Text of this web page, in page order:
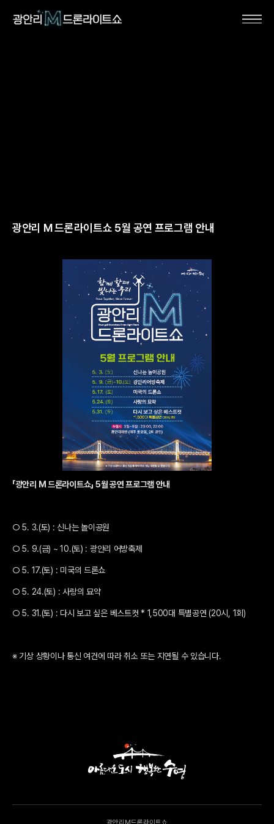
광안리 M 드론라이트쇼 5월 공연 프로그램 안내
「광안리 M 드론라이트쇼」 5월 공연 프로그램 안내
○ 5. 3.(토) : 신나는 놀이공원
○ 5. 9.(금) ~ 10.(토) : 광안리 어방축제
○ 5. 17.(토) : 미국의 드론쇼
○ 5. 24.(토) : 사랑의 묘약
○ 5. 31.(토) : 다시 보고 싶은 베스트컷 * 1,500대 특별공연 (20시, 1회)
※ 기상 상황이나 통신 여건에 따라 취소 또는 지연될 수 있습니다.